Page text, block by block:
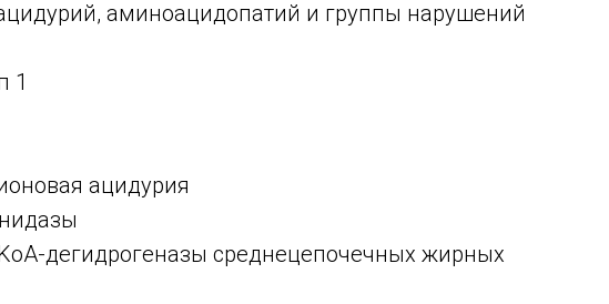
аминоацидопатий и группы нарушений
1
ацидурия
дегидрогеназы среднецепочечных жирных